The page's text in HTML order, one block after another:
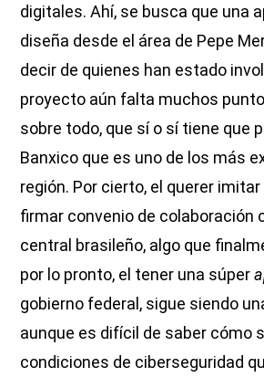
digitales. Ahí, se busca que una
diseña desde el área de Pepe
decir de quienes han estado
proyecto aún falta muchos
sobre todo, que sí o sí tiene que
Banxico que es uno de los más
región. Por cierto, el querer imitar
firmar convenio de colaboración
central brasileño, algo que
por lo pronto, el tener una súper
gobierno federal, sigue siendo
aunque es difícil de saber cómo
condiciones de ciberseguridad